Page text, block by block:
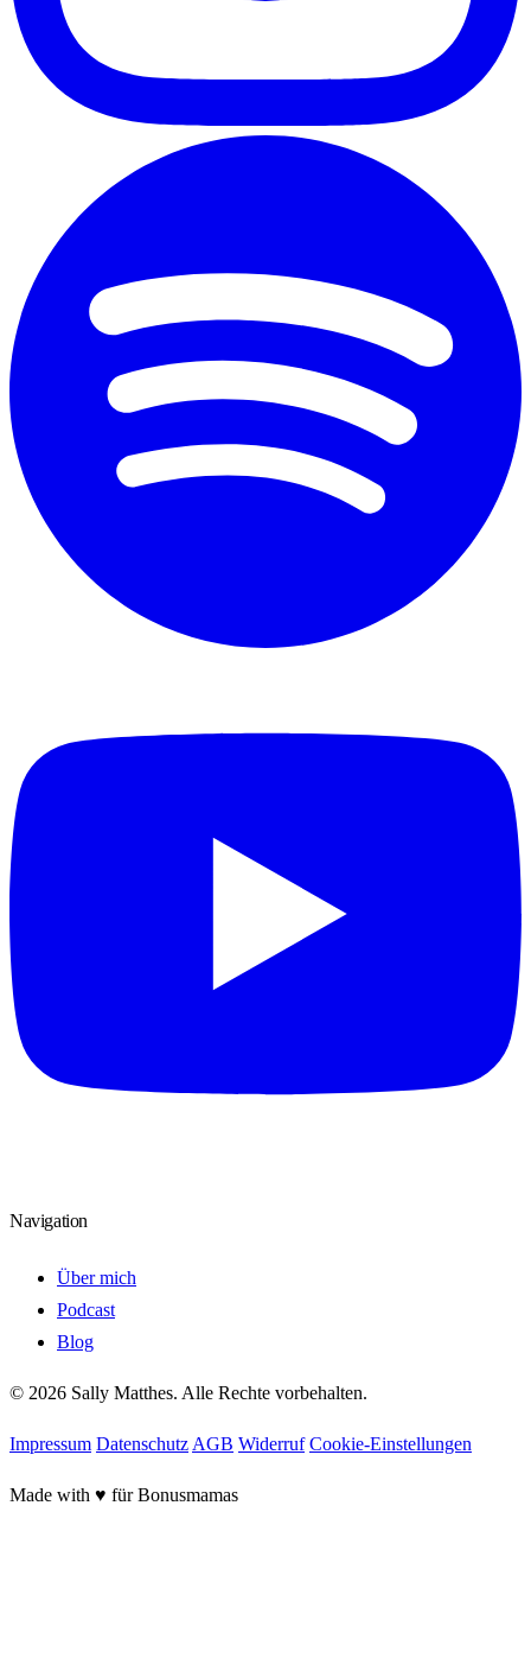
Navigation
Über mich
Podcast
Blog
© 2026 Sally Matthes. Alle Rechte vorbehalten.
Impressum Datenschutz AGB Widerruf Cookie-Einstellungen
Made with ♥ für Bonusmamas